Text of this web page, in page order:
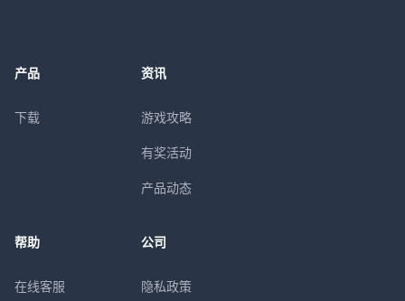
产品
下载
资讯
游戏攻略
有奖活动
产品动态
帮助
在线客服
公司
隐私政策